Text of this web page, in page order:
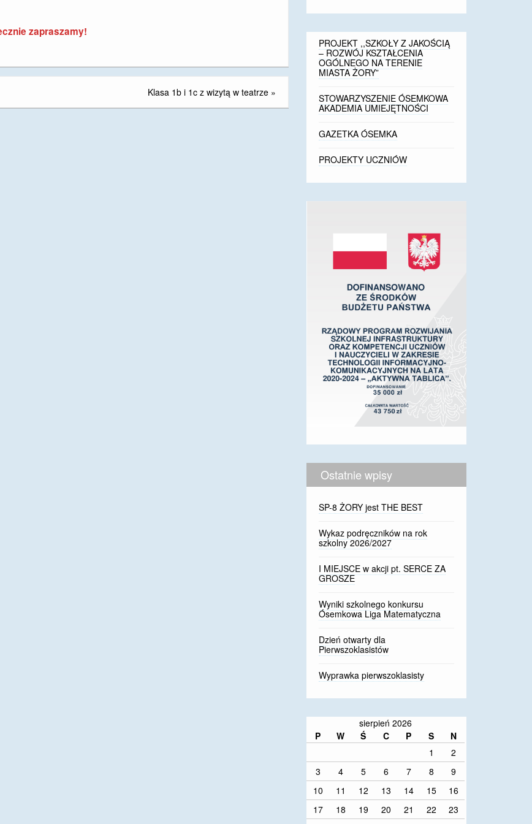
zapraszamy!
Klasa 1b i 1c z wizytą w teatrze »
PROJEKT ,,SZKOŁY Z JAKOŚCIĄ
– ROZWÓJ KSZTAŁCENIA
OGÓLNEGO NA TERENIE
MIASTA ŻORY”
STOWARZYSZENIE ÓSEMKOWA
AKADEMIA UMIEJĘTNOŚCI
GAZETKA ÓSEMKA
PROJEKTY UCZNIÓW
Ostatnie wpisy
SP-8 ŻORY jest THE BEST
Wykaz podręczników na rok
szkolny 2026/2027
I MIEJSCE w akcji pt. SERCE ZA
GROSZE
Wyniki szkolnego konkursu
Ósemkowa Liga Matematyczna
Dzień otwarty dla
Pierwszoklasistów
Wyprawka pierwszoklasisty
sierpień 2026
P
W Ś C P S
N
1
2
3
4 5 6 7 8
9
10
11 12 13 14 15
16
17
18 19 20 21 22
23